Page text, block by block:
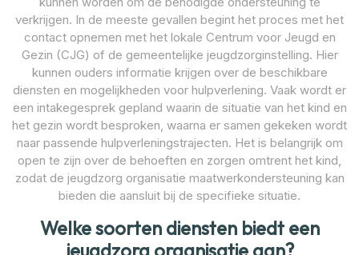
verkrijgen. In de meeste gevallen begint het proces met het
contact opnemen met het lokale Centrum voor Jeugd en
Gezin (CJG) of de gemeentelijke jeugdzorginstelling. Hier
kunnen ouders informatie krijgen over de beschikbare
diensten en mogelijkheden voor hulpverlening. Vaak wordt er
een intakegesprek gepland waarin de situatie van het kind en
het gezin wordt besproken, waarna er samen gekeken wordt
naar passende hulpverleningstrajecten. Het is belangrijk om
open te zijn over de behoeften en zorgen omtrent het kind,
zodat de jeugdzorg organisatie maatwerkondersteuning kan
bieden die aansluit bij de specifieke situatie.
Welke soorten diensten biedt een